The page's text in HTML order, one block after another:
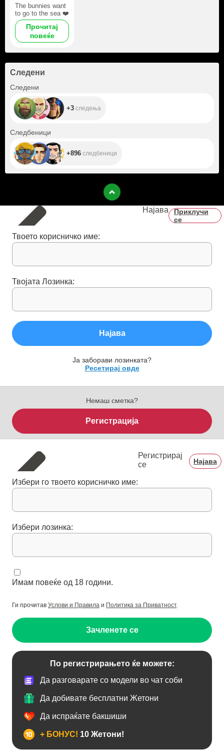
The bunnies want
to go to the sea ❤️
Прочитај
повеќе
Следени
Следени
+3 следења
Следбеници
+896 следбеници
Најава
Приклучи
се
Твоето корисничко име:
Твојата Лозинка:
Најава
Ја заборави лозинката?
Ресетирај овде
Немаш сметка?
Регистрација
Регистрирај
се
Најава
Избери го твоето корисничко име:
Избери лозинка:
Имам повеќе од 18 години.
Ги прочитав Услови и Правила и Политика за Приватност.
Зачленете се
По регистрирањето ќе можете:
Да разговарате со модели во чат соби
Да добивате бесплатни Жетони
Да испраќате бакшиши
+ БОНУС! 10 Жетони!